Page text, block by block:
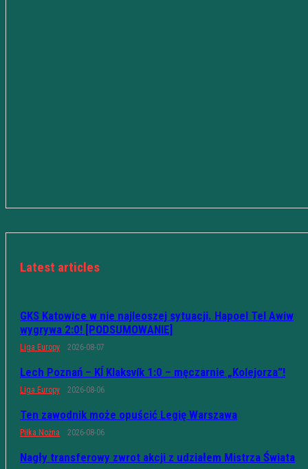
Latest articles
GKS Katowice w nie najleoszej sytuacji. Hapoel Tel Awiw
wygrywa 2:0! [PODSUMOWANIE]
Liga Europy 2026-08-07
Lech Poznań – KÍ Klaksvík 1:0 – męczarnie „Kolejorza”!
Liga Europy 2026-08-06
Ten zawodnik może opuścić Legię Warszawa
Piłka Nożna 2026-08-06
Nagły transferowy zwrot akcji z udziałem Mistrza Świata